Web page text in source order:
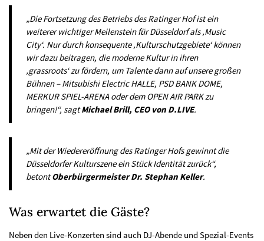
„Die Fortsetzung des Betriebs des Ratinger Hof ist ein
weiterer wichtiger Meilenstein für Düsseldorf als ‚Music
City‘. Nur durch konsequente ‚Kulturschutzgebiete‘ können
wir dazu beitragen, die moderne Kultur in ihren
‚grassroots‘ zu fördern, um Talente dann auf unsere großen
Bühnen – Mitsubishi Electric HALLE, PSD BANK DOME,
MERKUR SPIEL-ARENA oder dem OPEN AIR PARK zu
bringen!“, sagtMichael Brill, CEO von D.LIVE.
„Mit der Wiedereröffnung des Ratinger Hofs gewinnt die
Düsseldorfer Kulturszene ein Stück Identität zurück“,
betontOberbürgermeister Dr. Stephan Keller.
Was erwartet die Gäste?
Neben den Live-Konzerten sind auch DJ-Abende und Spezial-Events